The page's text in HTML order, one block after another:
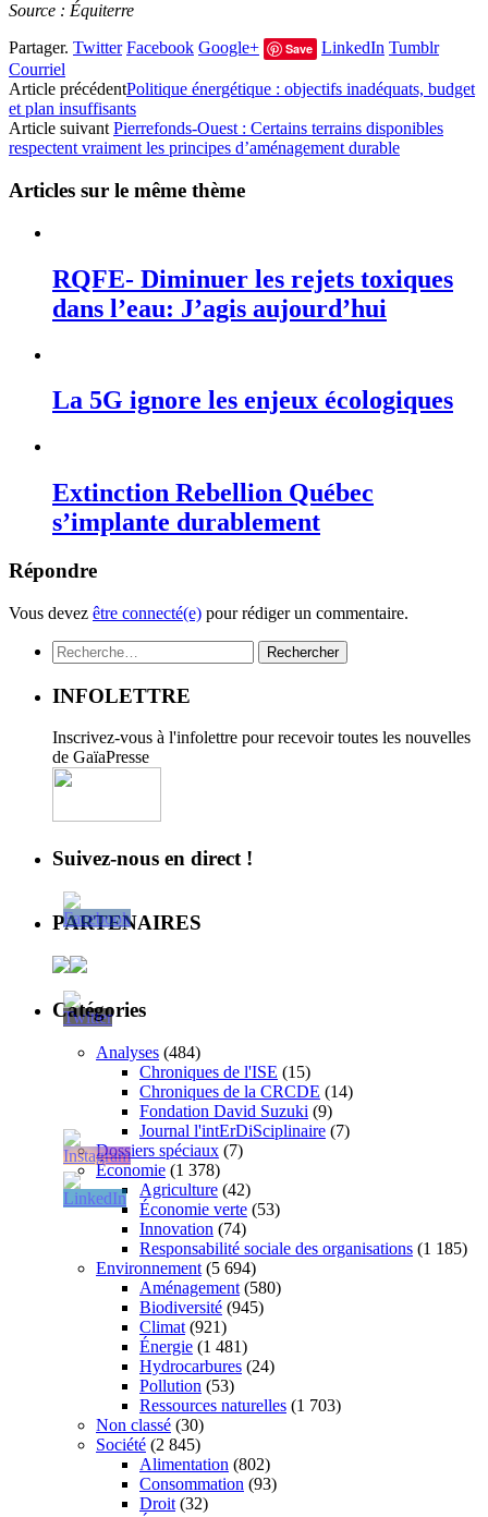
Source : Équiterre
Partager. Twitter Facebook Google+ Save LinkedIn Tumblr
Courriel
Article précédentPolitique énergétique : objectifs inadéquats, budget
et plan insuffisants
Article suivant Pierrefonds-Ouest : Certains terrains disponibles
respectent vraiment les principes d’aménagement durable
Articles sur le même thème
RQFE- Diminuer les rejets toxiques
dans l’eau: J’agis aujourd’hui
La 5G ignore les enjeux écologiques
Extinction Rebellion Québec
s’implante durablement
Répondre
Vous devez être connecté(e) pour rédiger un commentaire.
Rechercher :
INFOLETTRE
Inscrivez-vous à l'infolettre pour recevoir toutes les nouvelles
de GaïaPresse
Suivez-nous en direct !
PARTENAIRES
Catégories
Analyses (484)
Chroniques de l'ISE (15)
Chroniques de la CRCDE (14)
Fondation David Suzuki (9)
Journal l'intErDiSciplinaire (7)
Dossiers spéciaux (7)
Économie (1 378)
Agriculture (42)
Économie verte (53)
Innovation (74)
Responsabilité sociale des organisations (1 185)
Environnement (5 694)
Aménagement (580)
Biodiversité (945)
Climat (921)
Énergie (1 481)
Hydrocarbures (24)
Pollution (53)
Ressources naturelles (1 703)
Non classé (30)
Société (2 845)
Alimentation (802)
Consommation (93)
Droit (32)